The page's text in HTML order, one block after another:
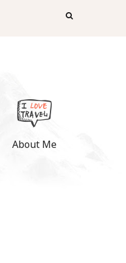
About Me